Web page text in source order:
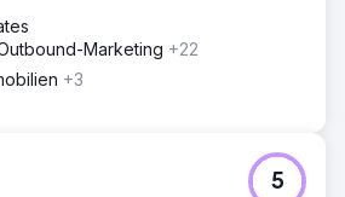
Marketing +22
+3
5